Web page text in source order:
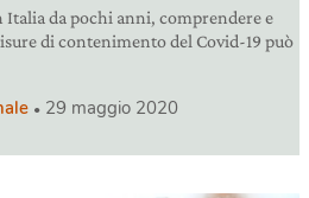
Italia da pochi anni, comprendere e
di contenimento del Covid-19 può
29 maggio 2020